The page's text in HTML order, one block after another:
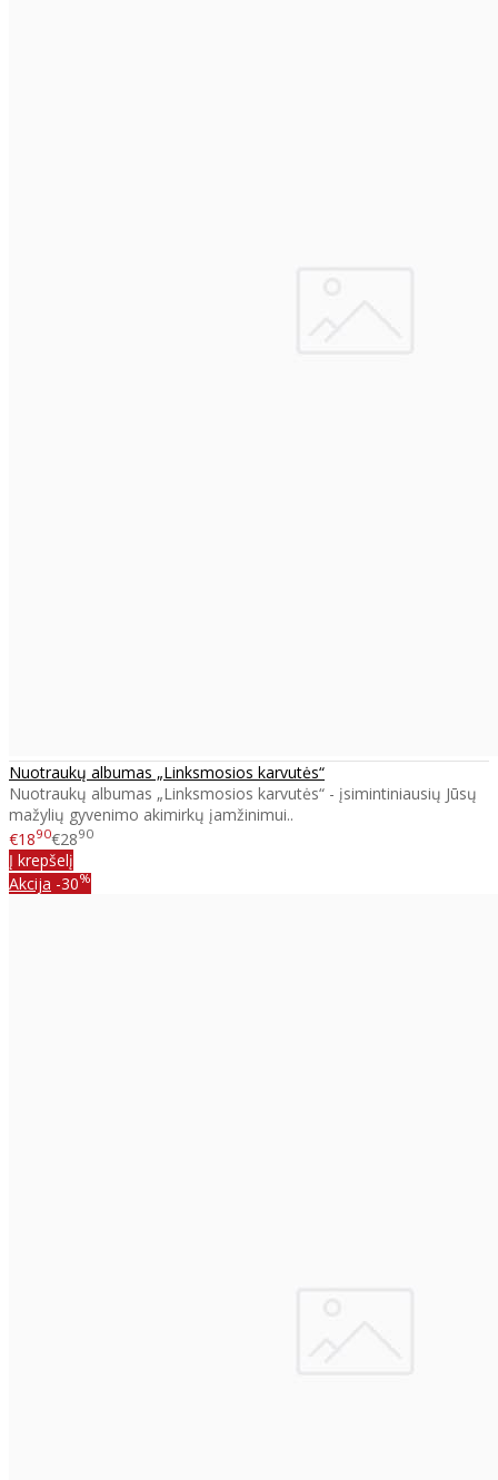
Nuotraukų albumas „Linksmosios karvutės“
Nuotraukų albumas „Linksmosios karvutės“ - įsimintiniausių Jūsų
mažylių gyvenimo akimirkų įamžinimui..
€1890€2890
Į krepšelį
Akcija -30%